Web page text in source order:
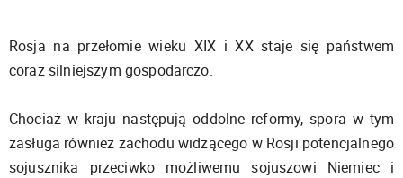
Rosja na przełomie wieku XIX i XX staje się państwem
coraz silniejszym gospodarczo.
Chociaż w kraju następują oddolne reformy, spora w tym
zasługa również zachodu widzącego w Rosji potencjalnego
sojusznika przeciwko możliwemu sojuszowi Niemiec i